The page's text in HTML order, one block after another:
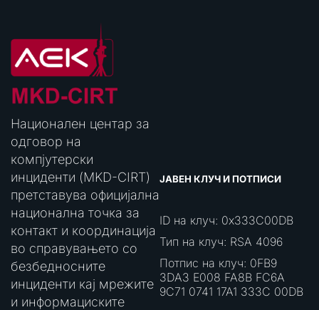
Национален центар за
одговор на
компјутерски
инциденти (MKD-CIRT)
претставува официјална
национална точка за
контакт и координација
во справувањето со
безбедносните
инциденти кај мрежите
и информациските
ЈАВЕН КЛУЧ И ПОТПИСИ
ID на клуч: 0x333C00DB
Тип на клуч: RSA 4096
Потпис на клуч: 0FB9
3DA3 E008 FA8B FC6A
9C71 0741 17A1 333C 00DB